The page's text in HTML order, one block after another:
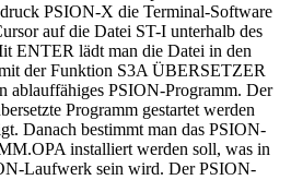
PSION-X die Terminal-Software
auf die Datei ST-I unterhalb des
ENTER lädt man die Datei in den
der Funktion S3A ÜBERSETZER
ablauffähiges PSION-Programm. Der
Programm gestartet werden
Danach bestimmt man das PSION-
installiert werden soll, was in
Laufwerk sein wird. Der PSION-